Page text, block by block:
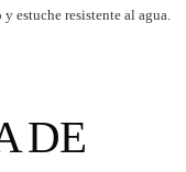
estuche resistente al agua.
DE